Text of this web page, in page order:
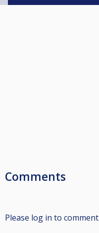
Comments
Please log in to comment